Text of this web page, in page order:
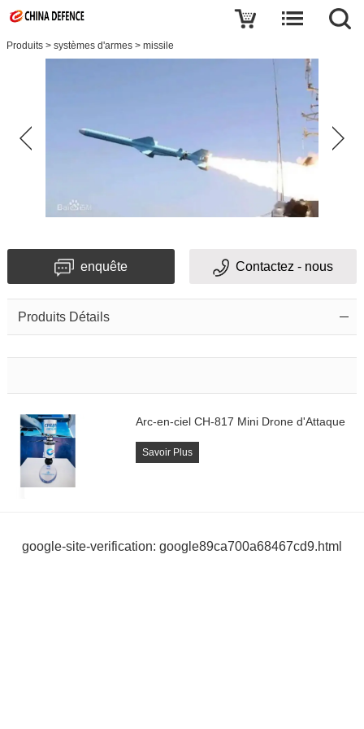
Produits > systèmes d'armes > missile
enquête Contactez - nous
Produits Détails
Arc-en-ciel CH-817 Mini Drone d'Attaque
Savoir Plus
google-site-verification: google89ca700a68467cd9.html